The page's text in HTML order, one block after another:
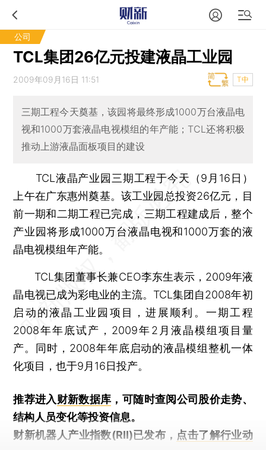
公司
TCL集团26亿元投建液晶工业园
2009年09月16日 11:51 T中
三期工程今天奠基，该园将最终形成1000万台液晶电
视和1000万套液晶电视模组的年产能；TCL还将积极
推动上游液晶面板项目的建设
TCL液晶产业园三期工程于今天（9月16日）
上午在广东惠州奠基。该工业园总投资26亿元，目
前一期和二期工程已完成，三期工程建成后，整个
产业园将形成1000万台液晶电视和1000万套的液
晶电视模组年产能。
TCL集团董事长兼CEO李东生表示，2009年液
晶电视已成为彩电业的主流。TCL集团自2008年初
启动的液晶工业园项目，进展顺利。一期工程
2008年年底试产，2009年2月液晶模组项目量
产。同时，2008年年底启动的液晶模组整机一体
化项目，也于9月16日投产。
推荐进入财新数据库 ，可随时查阅公司股价走势、
结构人员变化等投资信息。
财新机器人产业指数(RII)已发布， 点击了解行业动